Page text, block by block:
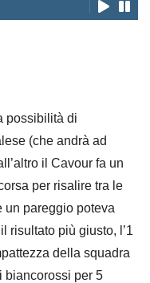
possibilità di
(che andrà ad
il Cavour fa un
per risalire tra le
un pareggio poteva
risultato più giusto, l’1
della squadra
biancorossi per 5